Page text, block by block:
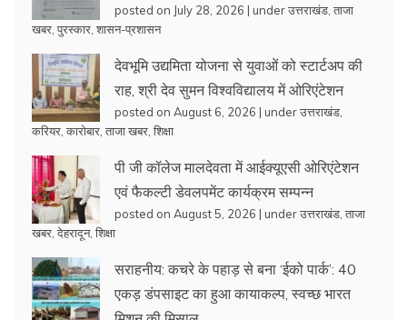
posted on July 28, 2026 | underउत्तराखंड ताजा
खबर पुरस्कार शासन-प्रशासन
देवभूमि उद्यमिता योजना से युवाओं को स्टार्टअप की
राह, श्री देव सुमन विश्वविद्यालय में ओरिएंटेशन
posted on August 6, 2026 | underउत्तराखंड
करियर कारोबार ताजा खबर शिक्षा
पी जी कॉलेज मालदेवता में आईक्यूएसी ओरिएंटेशन
एवं फैकल्टी डेवलपमेंट कार्यक्रम सम्पन्न
posted on August 5, 2026 | underउत्तराखंड ताजा
खबर देहरादून, शिक्षा
सराहनीय: कचरे के पहाड़ से बना ‘ईको पार्क’: 40
एकड़ डंपसाइट का हुआ कायाकल्प, स्वच्छ भारत